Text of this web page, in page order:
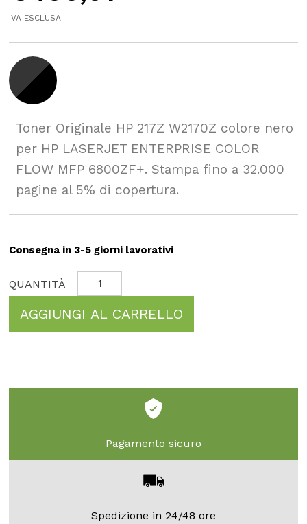
IVA ESCLUSA
Toner Originale HP 217Z W2170Z colore nero
per HP LASERJET ENTERPRISE COLOR
FLOW MFP 6800ZF+. Stampa fino a 32.000
pagine al 5% di copertura.
Consegna in 3-5 giorni lavorativi
AGGIUNGI AL CARRELLO
Pagamento sicuro
Spedizione in 24/48 ore